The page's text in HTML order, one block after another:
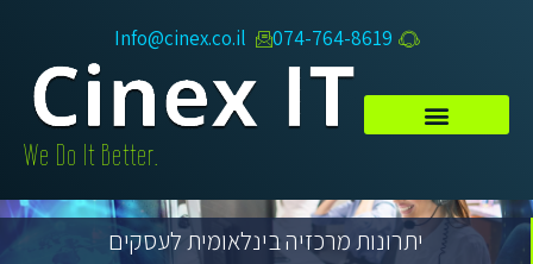
074-764-8619​
Info@cinex.co.il
יתרונות מרכזיה בינלאומית לעסקים